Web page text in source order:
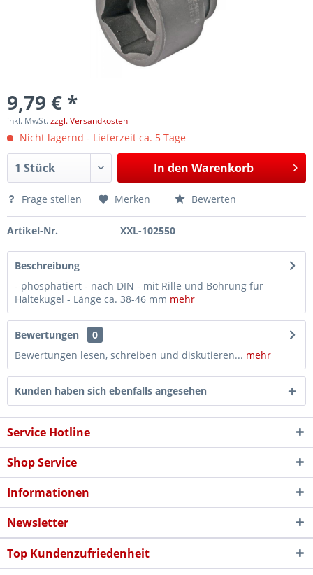
9,79 € *
inkl. MwSt.zzgl. Versandkosten
Nicht lagernd - Lieferzeit ca. 5 Tage
In den Warenkorb
Frage stellen Merken Bewerten
Artikel-Nr. XXL-102550
Beschreibung
- phosphatiert - nach DIN - mit Rille und Bohrung für
Haltekugel - Länge ca. 38-46 mm mehr
Bewertungen
0
Bewertungen lesen, schreiben und diskutieren... mehr
Kunden haben sich ebenfalls angesehen
Service Hotline
Shop Service
Informationen
Newsletter
Top Kundenzufriedenheit